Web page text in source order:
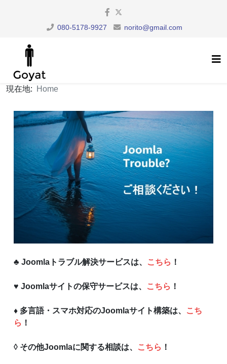
080-5178-9927 norito@gmail.com
現在地: Home
♣ Joomlaトラブル解決サービスは、 こちら ！
♥ Joomlaサイトの保守サービスは、 こちら ！
♦ 多言語・スマホ対応のJoomlaサイト構築は、
こち
ら ！
◊ その他Joomlaに関する相談は、 こちら ！